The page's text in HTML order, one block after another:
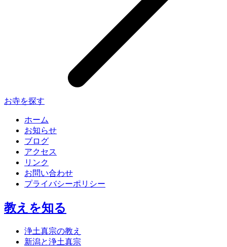
お寺を探す
ホーム
お知らせ
ブログ
アクセス
リンク
お問い合わせ
プライバシーポリシー
教えを知る
浄土真宗の教え
新潟と浄土真宗